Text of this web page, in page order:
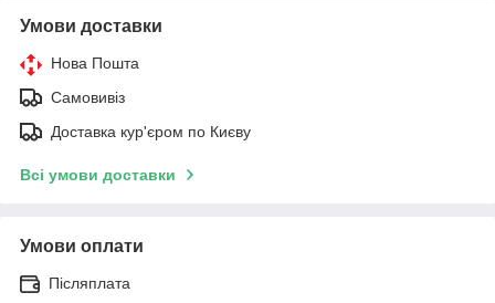
Умови доставки
Нова Пошта
Самовивіз
Доставка кур'єром по Києву
Всі умови доставки
Умови оплати
Післяплата